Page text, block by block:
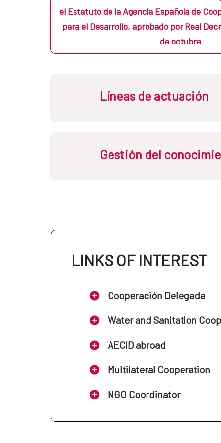
el Estatuto de la Agencia Española de
para el Desarrollo, aprobado por Real
de octubre
Líneas de actuación
funcionamiento del Fondo de
Gestión del
que se impulsan acciones externas
LINKS OF INTEREST
Cooperación Delegada
Water and Sanitation
AECID abroad
Multilateral Cooperation
NGO Coordinator